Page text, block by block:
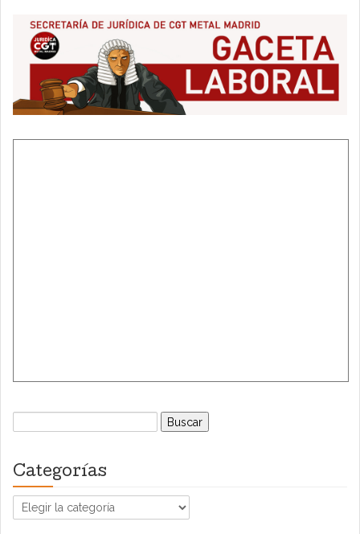
Buscar:
Categorías
Categorías